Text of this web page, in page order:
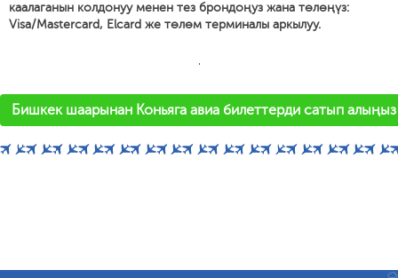
каалаганын колдонуу менен тез брондоңуз жана төлөңүз:
Visa/Mastercard, Elcard же төлөм терминалы аркылуу.
'
Бишкек шаарынан Коньяга авиа билеттерди сатып алыңыз